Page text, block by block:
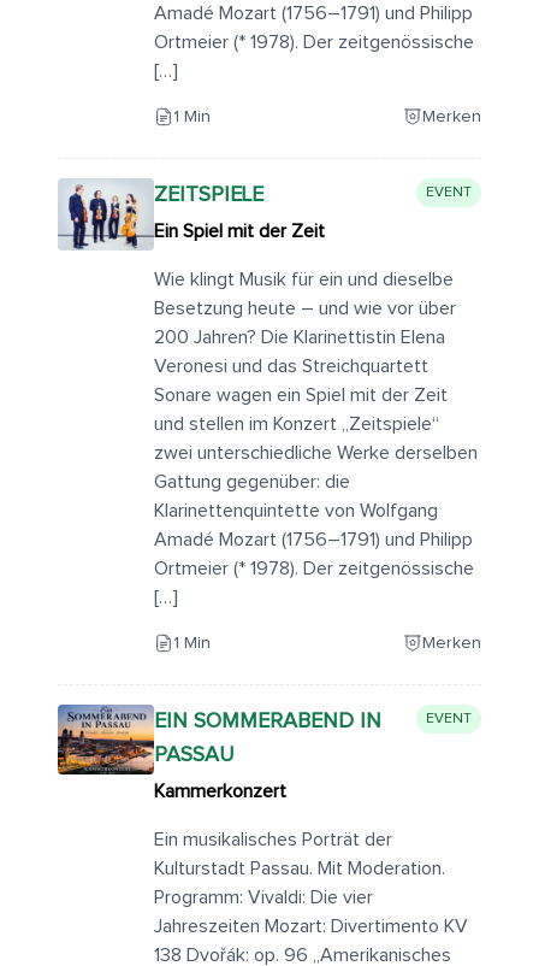
Amadé Mozart (1756–1791) und Philipp
Ortmeier (* 1978). Der zeitgenössische
[…]
1 Min Merken
ZEITSPIELE EVENT
Ein Spiel mit der Zeit
Wie klingt Musik für ein und dieselbe
Besetzung heute – und wie vor über
200 Jahren? Die Klarinettistin Elena
Veronesi und das Streichquartett
Sonare wagen ein Spiel mit der Zeit
und stellen im Konzert „Zeitspiele“
zwei unterschiedliche Werke derselben
Gattung gegenüber: die
Klarinettenquintette von Wolfgang
Amadé Mozart (1756–1791) und Philipp
Ortmeier (* 1978). Der zeitgenössische
[…]
1 Min Merken
EIN SOMMERABEND IN
PASSAU
EVENT
Kammerkonzert
Ein musikalisches Porträt der
Kulturstadt Passau. Mit Moderation.
Programm: Vivaldi: Die vier
Jahreszeiten Mozart: Divertimento KV
138 Dvořák: op. 96 „Amerikanisches